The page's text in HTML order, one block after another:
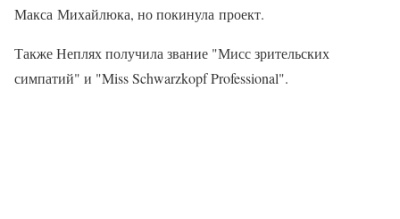
Макса Михайлюка, но покинула проект.
Также Неплях получила звание "Мисс зрительских
симпатий" и "Miss Schwarzkopf Professional".